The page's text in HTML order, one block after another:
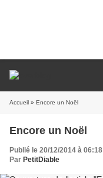
Accueil » Encore un Noël
Encore un Noël
Publié le 20/12/2014 à 06:18
Par PetitDiable